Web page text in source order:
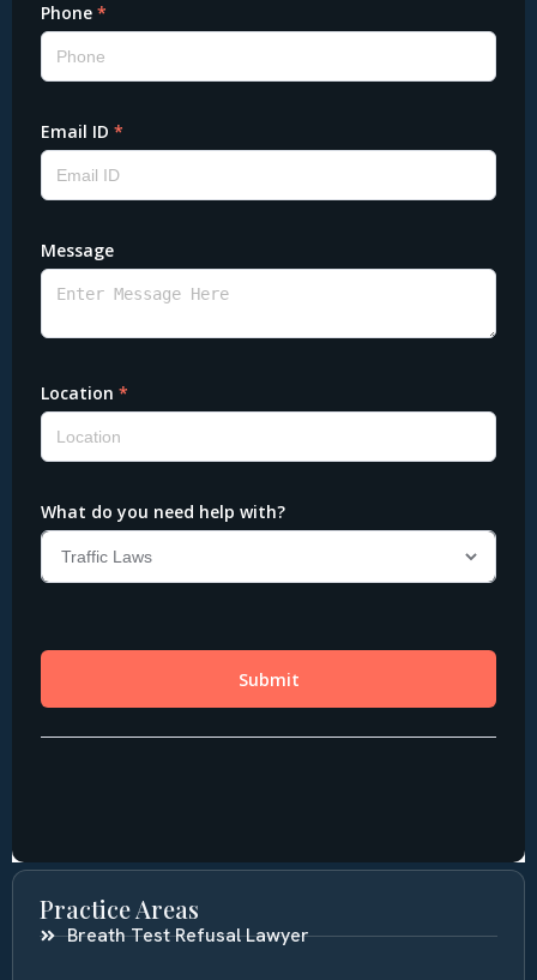
Practice Areas
Breath Test Refusal Lawyer